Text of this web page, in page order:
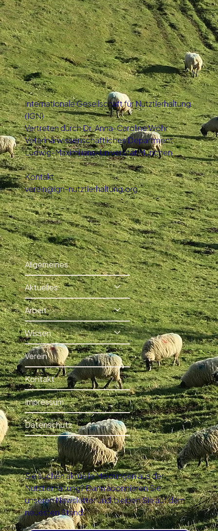
Tierschutz in der EU: Dänemark
bekommt Tierschutzministerium
Internationale Gesellschaft für Nutztierhaltung
(IGN)
Vertreten durch Dr. Anna-Caroline Wöhr
Veterinärwissenschaftliches Department
Ludwig-Maximilians-Universität München
Kontakt
verein@ign-nutztierhaltung.org
Allgemeines
Aktuelles
Arbeit
Wissen
Verein
Kontakt
Impressum
Datenschutz
Sie suchen aktuelle Meldungen aus der
Nutztierhaltung? Dann abonnieren Sie
unseren Newsletter und bleiben Sie auf dem
neuesten Stand.